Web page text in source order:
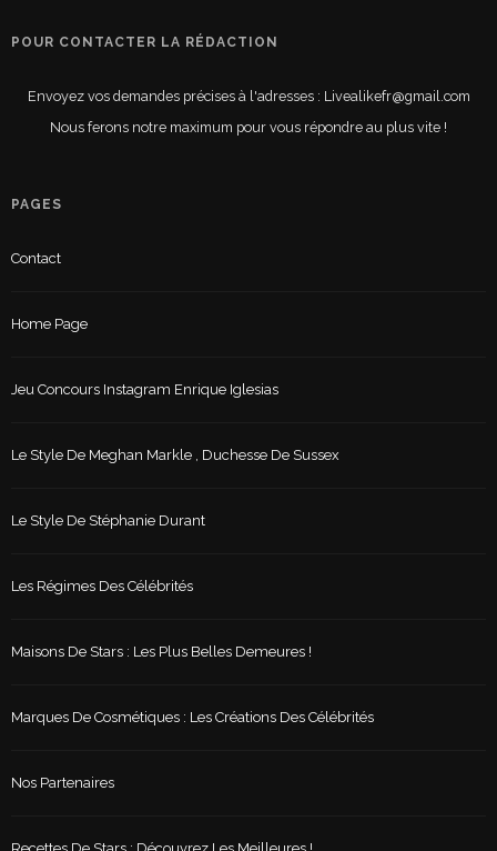
POUR CONTACTER LA RÉDACTION
Envoyez vos demandes précises à l'adresses : Livealikefr@gmail.com
Nous ferons notre maximum pour vous répondre au plus vite !
PAGES
Contact
Home Page
Jeu Concours Instagram Enrique Iglesias
Le Style De Meghan Markle , Duchesse De Sussex
Le Style De Stéphanie Durant
Les Régimes Des Célébrités
Maisons De Stars : Les Plus Belles Demeures !
Marques De Cosmétiques : Les Créations Des Célébrités
Nos Partenaires